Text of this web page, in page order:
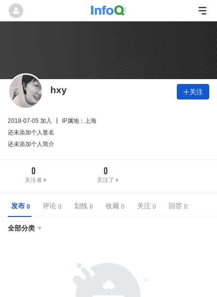
hxy 关注
2018-07-05 加入
IP属地：上海
还未添加个人签名
还未添加个人简介
0
关注者
0
关注了
发布 评论 划线 收藏 关注 回答
全部分类 